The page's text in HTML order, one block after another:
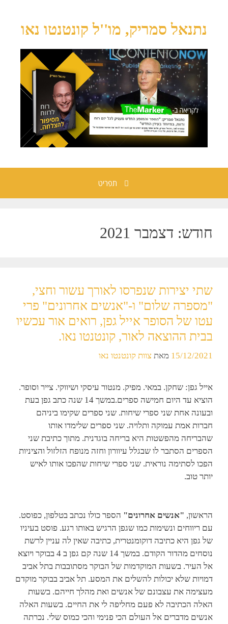
נתנאל סמריק, מו''ל קונטנטו נאו
תפריט
חודש: דצמבר 2021
שתי יצירות שנפרסו לאורך עשור וחצי,
"מספרה שלום" ו-"אנשים אחרונים" פרי
עטו של הסופר אייל גפן, רואים אור עכשיו
בבית ההוצאה לאור, קונטנטו נאו.
15/12/2021 מאת צוות קונטנטו נאו
אייל גפן: שחקן. במאי. מפיק. מנטור עיסקי ושיווקי. צייר וסופר.
הוציא עד היום חמישה ספרים.במשך 14 שנה כתב גפן בעת
ובעונה אחת שני ספרי שיחות. שני ספרים שקימו ביניהם
חברות אמת עמוקה ותלויה. שני ספרים שלימדו אותו
שהבריחה מהפשטות היא בריחה בוגדנית. מתוך כתיבת שני
הספרים הסתבר לו שבגלל עיוורון וחזה מנופח הזלזול והציניות
הפכו לסתימה נוראית. שני ספרי שיחות שהפכו אותו לאיש
יותר טוב.
הראשון, "אנשים אחרונים" הספר כולו נכתב בטלפון, כפוסט.
עם ריווחים ונשימות כמו שגפן הרגיש באותו רגע. פוסט בעיניו
של גפן היא כתיבה דוקומנטרית, כתיבה שאין לה עניין לרשת
נוסחים מהדור הקודם. במשך 14 שנה קם גפן ב 4 בבוקר ויוצא
אל העיר. בשעות המוקדמות של הבוקר מסתובבות בתל אביב
דמויות שלא יכולות להשלים את המסע. תל אביב בבוקר מוקדם
מעצימה את עצבונם של אנשים ואת מהלך חייהם. בשעות
האלה הכתיבה לא פעם מחליפה לי את החיים. בשעות האלה
אנשים מדברים אל העולם הכי פנימי והכי כמוס שלי. נכרתה